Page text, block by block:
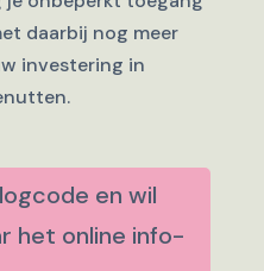
daarbij nog meer
investering in
en wil
het online info-